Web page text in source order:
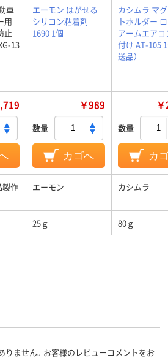
車
用
止
13
エーモン はがせる
シリコン粘着剤
1690 1個
カシムラ マ
トホルダー
アームエア
付け AT-105 1
送品）
￥989
数量
カゴへ
数量
カ
製作
エーモン カシムラ
25ｇ 80ｇ
りません。お客様のレビューコメントをお